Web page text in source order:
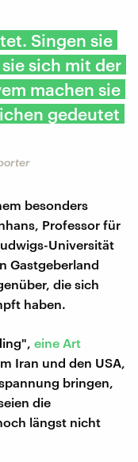
Singen sie
sich mit der
machen sie
gedeutet
besonders
Professor für
Universität
Gastgeberland
die sich
haben.
eine Art
Iran und den USA,
bringen,
die
längst nicht